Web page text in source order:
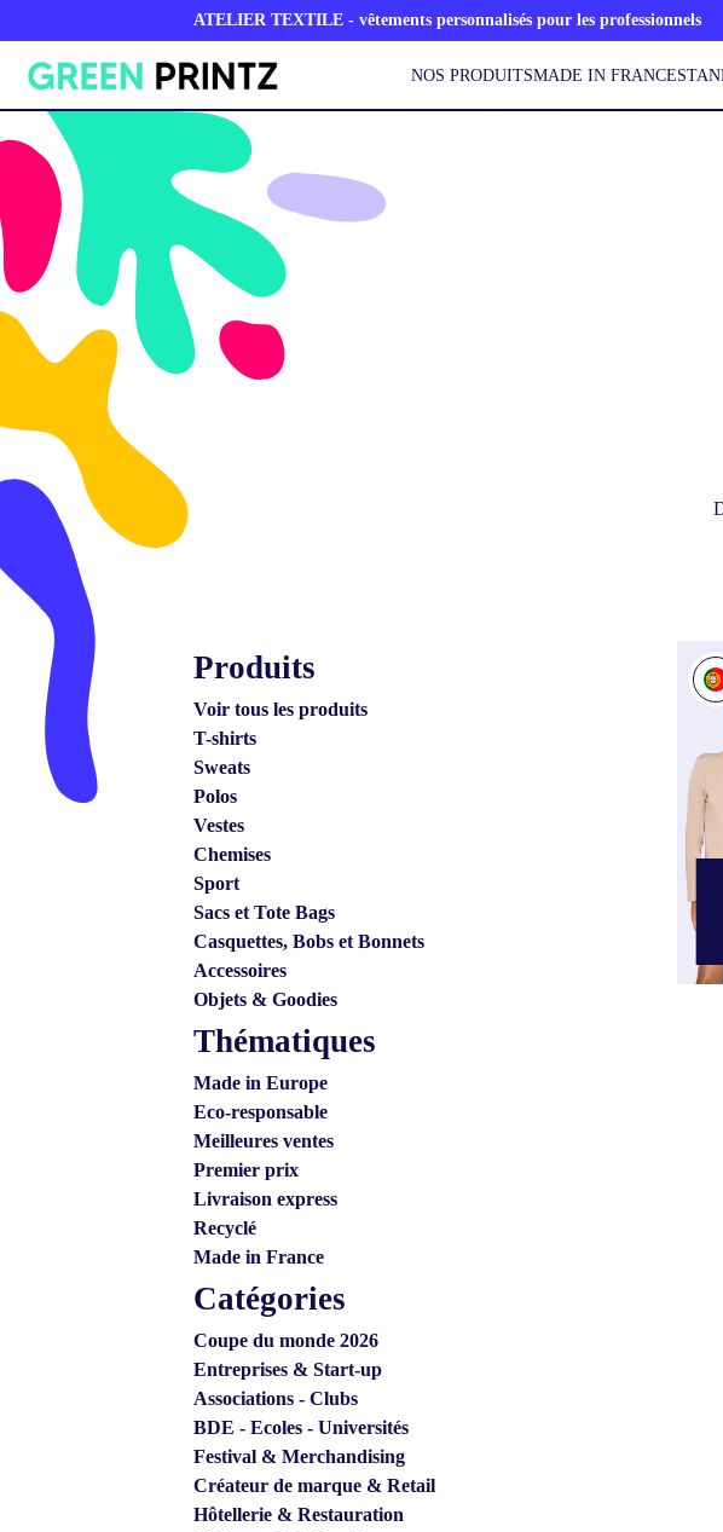
ATELIER TEXTILE - vêtements personnalisés pour les professionnels
NOS PRODUITSMADE IN FRANCE
Produits
Voir tous les produits
T-shirts
Sweats
Polos
Vestes
Chemises
Sport
Sacs et Tote Bags
Casquettes, Bobs et Bonnets
Accessoires
Objets & Goodies
Thématiques
Made in Europe
Eco-responsable
Meilleures ventes
Premier prix
Livraison express
Recyclé
Made in France
Catégories
Coupe du monde 2026
Entreprises & Start-up
Associations - Clubs
BDE - Ecoles - Universités
Festival & Merchandising
Créateur de marque & Retail
Hôtellerie & Restauration